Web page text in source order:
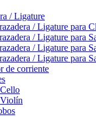
/ Ligature
/ Ligature para
/ Ligature para
/ Ligature para
/ Ligature para
de corriente